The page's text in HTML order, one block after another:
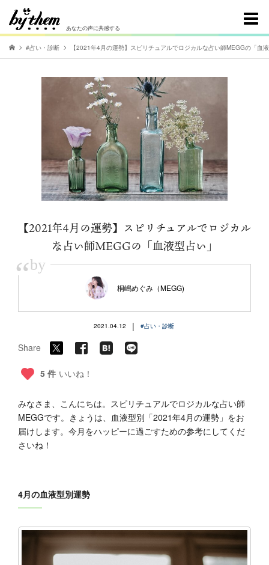
あなたの声に共感する
#占い・診断 【2021年4月の運勢】スピリチュアルでロジカルな占い師MEGGの「血
【2021年4月の運勢】スピリチュアルでロジカル
な占い師MEGGの「血液型占い」
“by
桐嶋めぐみ（MEGG)
2021.04.12 | #占い・診断
Share
5 件 いいね！
みなさま、こんにちは。スピリチュアルでロジカルな占い師
MEGGです。きょうは、血液型別「2021年4月の運勢」をお
届けします。今月をハッピーに過ごすための参考にしてくだ
さいね！
4月の血液型別運勢